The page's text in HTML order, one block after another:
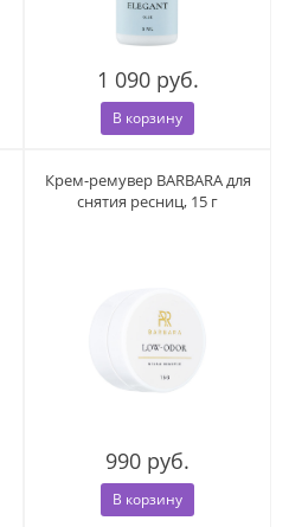
1 090 руб.
В корзину
Крем-ремувер BARBARA для
снятия ресниц, 15 г
990 руб.
В корзину